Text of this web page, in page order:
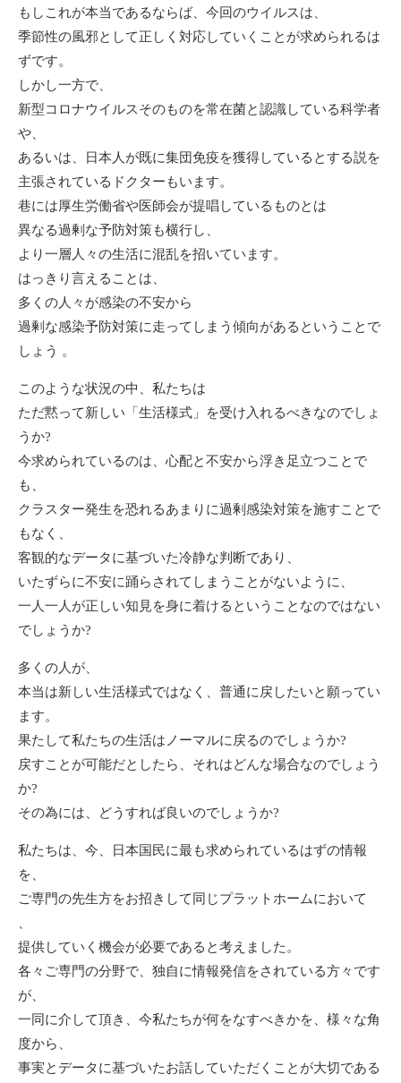
もしこれが本当であるならば、今回のウイルスは、
季節性の風邪として正しく対応していくことが求められるは
ずです。
しかし一方で、
新型コロナウイルスそのものを常在菌と認識している科学者
や、
あるいは、日本人が既に集団免疫を獲得しているとする説を
主張されているドクターもいます。
巷には厚生労働省や医師会が提唱しているものとは
異なる過剰な予防対策も横行し、
より一層人々の生活に混乱を招いています。
はっきり言えることは、
多くの人々が感染の不安から
過剰な感染予防対策に走ってしまう傾向があるということで
しょう 。
このような状況の中、私たちは
ただ黙って新しい「生活様式」を受け入れるべきなのでしょ
うか?
今求められているのは、心配と不安から浮き足立つことで
も、
クラスター発生を恐れるあまりに過剰感染対策を施すことで
もなく、
客観的なデータに基づいた冷静な判断であり、
いたずらに不安に踊らされてしまうことがないように、
一人一人が正しい知見を身に着けるということなのではない
でしょうか?
多くの人が、
本当は新しい生活様式ではなく、普通に戻したいと願ってい
ます。
果たして私たちの生活はノーマルに戻るのでしょうか?
戻すことが可能だとしたら、それはどんな場合なのでしょう
か?
その為には、どうすれば良いのでしょうか?
私たちは、今、日本国⺠に最も求められているはずの情報
を、
ご専門の先生方をお招きして同じプラットホームにおいて
提供していく機会が必要であると考えました。
各々ご専門の分野で、独自に情報発信をされている方々です
が、
一同に介して頂き、今私たちが何をなすべきかを、様々な角
度から、
事実とデータに基づいたお話していただくことが大切である